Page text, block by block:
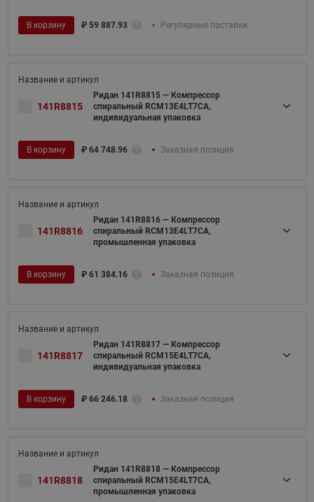
В корзину ₽ 59 887.93 Регулярные поставки
141R8815
Ридан 141R8815 — Компрессор
спиральный RCM13E4LT7CA,
индивидуальная упаковка
В корзину ₽ 64 748.96 Заказная позиция
141R8816
Ридан 141R8816 — Компрессор
спиральный RCM13E4LT7CA,
промышленная упаковка
В корзину ₽ 61 384.16 Заказная позиция
141R8817
Ридан 141R8817 — Компрессор
спиральный RCM15E4LT7CA,
индивидуальная упаковка
В корзину ₽ 66 246.18 Заказная позиция
141R8818
Ридан 141R8818 — Компрессор
спиральный RCM15E4LT7CA,
промышленная упаковка